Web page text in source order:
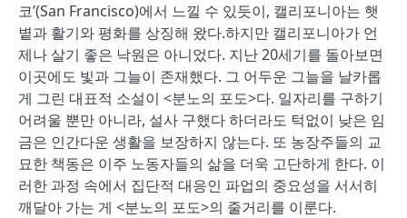
코’(San Francisco)에서 느낄 수 있듯이, 캘리포니아는 햇
볕과 활기와 평화를 상징해 왔다.하지만 캘리포니아가 언
제나 살기 좋은 낙원은 아니었다. 지난 20세기를 돌아보면
이곳에도 빛과 그늘이 존재했다. 그 어두운 그늘을 날카롭
게 그린 대표적 소설이 <분노의 포도>다. 일자리를 구하기
어려울 뿐만 아니라, 설사 구했다 하더라도 턱없이 낮은 임
금은 인간다운 생활을 보장하지 않는다. 또 농장주들의 교
묘한 책동은 이주 노동자들의 삶을 더욱 고단하게 한다. 이
러한 과정 속에서 집단적 대응인 파업의 중요성을 서서히
깨달아 가는 게 <분노의 포도>의 줄거리를 이룬다.